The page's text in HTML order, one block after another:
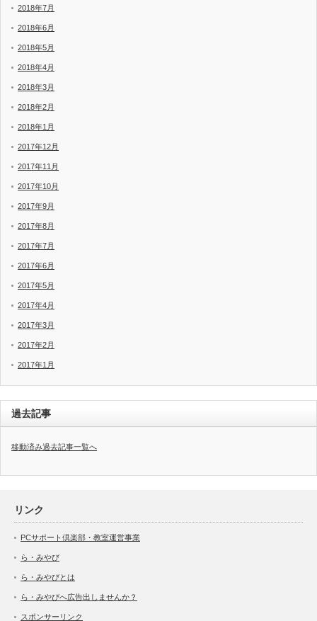
2018年7月
2018年6月
2018年5月
2018年4月
2018年3月
2018年2月
2018年1月
2017年12月
2017年11月
2017年10月
2017年9月
2017年8月
2017年7月
2017年6月
2017年5月
2017年4月
2017年3月
2017年2月
2017年1月
過去記事
移動済み過去記事一覧へ
リンク
PCサポート倶楽部・教室運営事業
ら・みやび
ら・みやびとは
ら・みやびへ広告出しませんか？
スポンサーリンク